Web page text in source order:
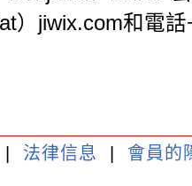
）jiwix.com和電
法律信息 會員的